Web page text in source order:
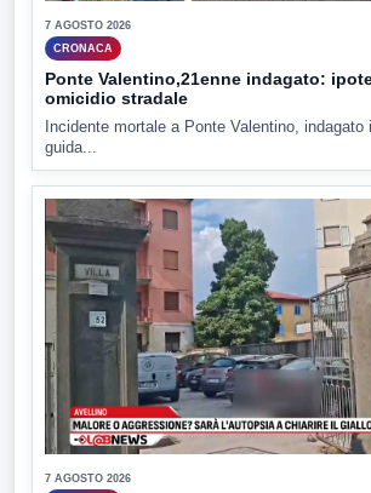
7 AGOSTO 2026
CRONACA
Ponte Valentino,21enne indagato:
omicidio stradale
Incidente mortale a Ponte Valentino, indagato
guida...
7 AGOSTO 2026